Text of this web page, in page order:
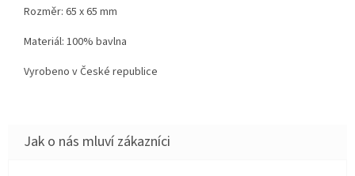
Rozměr: 65 x 65 mm
Materiál: 100% bavlna
Vyrobeno v České republice